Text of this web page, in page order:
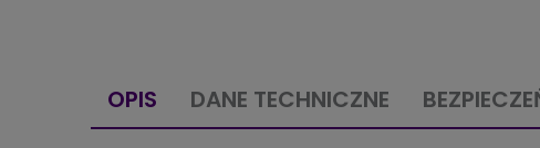
OPIS DANE TECHNICZNE